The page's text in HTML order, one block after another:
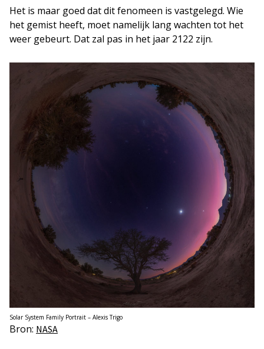
Het is maar goed dat dit fenomeen is vastgelegd. Wie
het gemist heeft, moet namelijk lang wachten tot het
weer gebeurt. Dat zal pas in het jaar 2122 zijn.
Solar System Family Portrait – Alexis Trigo
Bron: NASA